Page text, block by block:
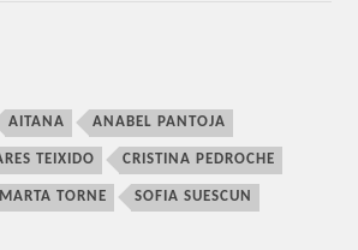
AITANA ANABEL PANTOJA
TEIXIDO CRISTINA PEDROCHE
MARTA TORNE SOFIA SUESCUN